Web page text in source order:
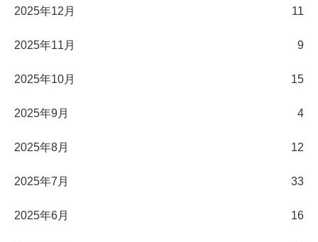
2025年12月 11
2025年11月 9
2025年10月 15
2025年9月 4
2025年8月 12
2025年7月 33
2025年6月 16